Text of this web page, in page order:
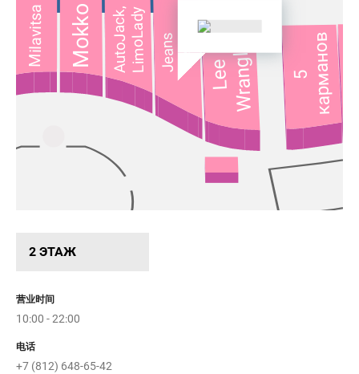
2 ЭТАЖ
营业时间
10:00 - 22:00
电话
+7 (812) 648-65-42
Твое
ИмперияСумок
5 карманов
LeeWrangler
AutoJack,LimoLady JeansDean
Mokko
Milavitsa